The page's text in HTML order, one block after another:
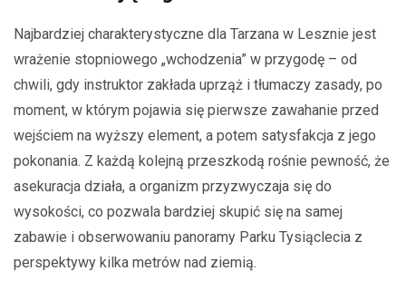
Najbardziej charakterystyczne dla Tarzana w Lesznie jest
wrażenie stopniowego „wchodzenia” w przygodę – od
chwili, gdy instruktor zakłada uprząż i tłumaczy zasady, po
moment, w którym pojawia się pierwsze zawahanie przed
wejściem na wyższy element, a potem satysfakcja z jego
pokonania. Z każdą kolejną przeszkodą rośnie pewność, że
asekuracja działa, a organizm przyzwyczaja się do
wysokości, co pozwala bardziej skupić się na samej
zabawie i obserwowaniu panoramy Parku Tysiąclecia z
perspektywy kilka metrów nad ziemią.